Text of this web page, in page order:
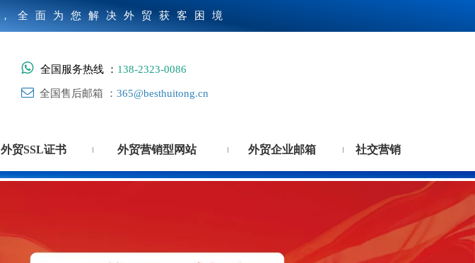
全面为您解决外贸获客困境
 全国服务热线 ： 138-2323-0086
 全国售后邮箱 ： 365@besthuitong.cn
外贸SSL证书 外贸营销型网站 外贸企业邮箱 社交营销